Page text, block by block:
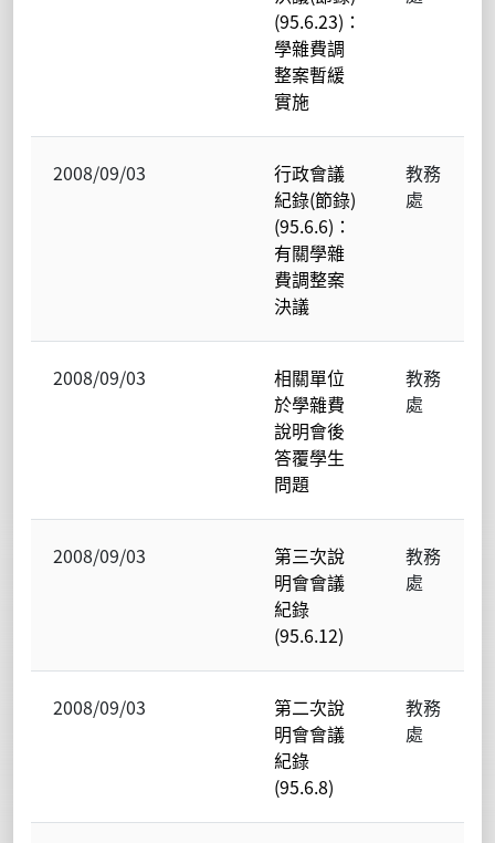
(95.6.23)：
學雜費調
整案暫緩
實施
2008/09/03
行政會議
紀錄(節錄)
(95.6.6)：
有關學雜
費調整案
決議
教務
處
2008/09/03
相關單位
於學雜費
說明會後
答覆學生
問題
教務
處
2008/09/03
第三次說
明會會議
紀錄
(95.6.12)
教務
處
2008/09/03
第二次說
明會會議
紀錄
(95.6.8)
教務
處